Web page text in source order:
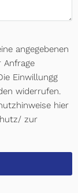
angegebenen
Anfrage
Einwillungg
widerrufen.
hier
zur